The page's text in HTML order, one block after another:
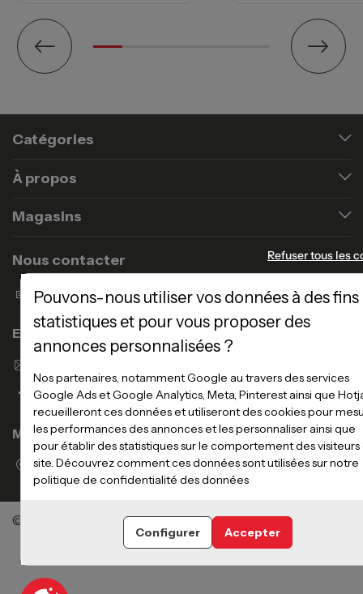
Catégories
À propos
Magasins
Nous contacter
Formulaire de contact
Enseigne Atlas Home
Magasins
Voir la liste des magasins
©Meubles Atlas / Atlas NewcoTous droits réservés
Refuser tous les
Pouvons-nous utiliser vos données à des fins
statistiques et pour vous proposer des
annonces personnalisées ?
Nos partenaires, notamment Google au travers des services
Google Ads et Google Analytics, Meta, Pinterest ainsi que
recueilleront ces données et utiliseront des cookies pour
les performances des annonces et les personnaliser ainsi que
pour établir des statistiques sur le comportement des visiteurs
site. Découvrez comment ces données sont utilisées sur notre
politique de confidentialité des données
Configurer Accepter